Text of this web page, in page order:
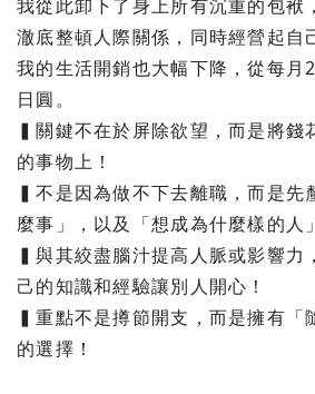
我從此卸下了身上所有沉重的包袱，
澈底整頓人際關係，同時經營起自
我的生活開銷也大幅下降，從每月
日圓。
▍關鍵不在於屏除欲望，而是將錢
的事物上！
▍不是因為做不下去離職，而是先
麼事」，以及「想成為什麼樣的人
▍與其絞盡腦汁提高人脈或影響力
己的知識和經驗讓別人開心！
▍重點不是撙節開支，而是擁有「
的選擇！